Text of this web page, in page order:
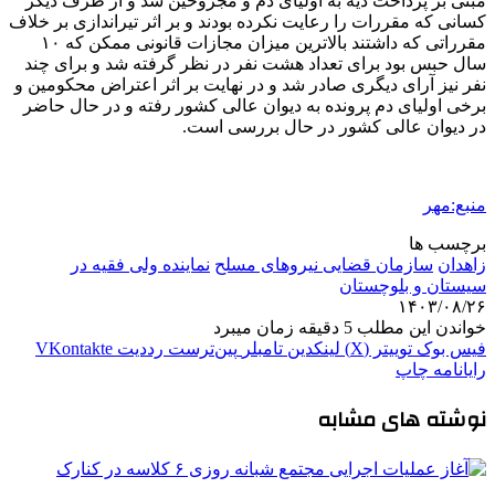
کسانی که مقررات را رعایت نکرده بودند و بر اثر تیراندازی بر خلاف
مقرراتی که داشتند بالاترین میزان مجازات قانونی ممکن که ۱۰
سال حبس بود برای تعداد هشت نفر در نظر گرفته شد و برای چند
نفر نیز آرای دیگری صادر شد و در نهایت بر اثر اعتراض محکومین و
برخی اولیای دم پرونده به دیوان عالی کشور رفته و در حال حاضر
در دیوان عالی کشور در حال بررسی است.
منبع:مهر
برچسب ها
زاهدان سازمان قضایی نیروهای مسلح نماینده ولی فقیه در
سیستان و بلوچستان
۱۴۰۳/۰۸/۲۶
خواندن این مطلب 5 دقیقه زمان میبرد
فیس بوک توییتر (X) لینکدین ‫تامبلر ‫پین‌ترست ‫رددیت ‫VKontakte
رایانامه چاپ
نوشته های مشابه